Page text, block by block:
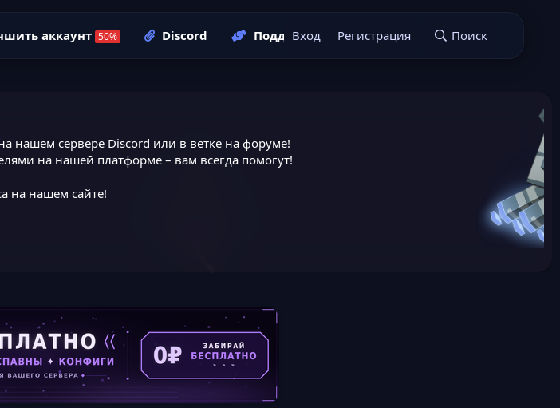
аккаунт Discord Поддержать нас Подать заявку
Вход Регистрация Поиск
нашем сервере Discord или в ветке на форуме!
на нашей платформе – вам всегда помогут!
на нашем сайте!